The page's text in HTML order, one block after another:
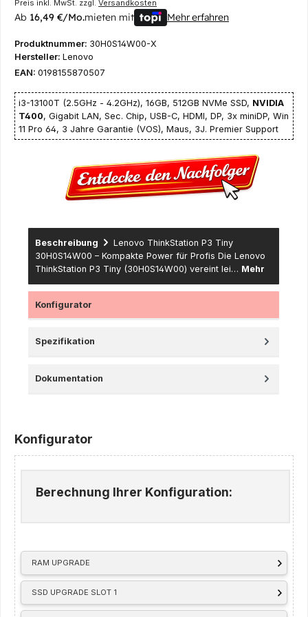
Preis inkl. MwSt. zzgl. Versandkosten
Ab 16,49 €/Mo.mieten mit Mehr erfahren
Produktnummer: 30H0S14W00-X
Hersteller: Lenovo
EAN: 0198155870507
i3-13100T (2.5GHz - 4.2GHz), 16GB, 512GB NVMe SSD, NVIDIA
T400, Gigabit LAN, Sec. Chip, USB-C, HDMI, DP, 3x miniDP, Win
11 Pro 64, 3 Jahre Garantie (VOS), Maus, 3J. Premier Support
Beschreibung
Lenovo ThinkStation P3 Tiny
30H0S14W00 – Kompakte Power für Profis Die Lenovo
ThinkStation P3 Tiny (30H0S14W00) vereint lei… Mehr
Konfigurator
Spezifikation
Dokumentation
Konfigurator
RAM UPGRADE
SSD UPGRADE SLOT 1
Berechnung Ihrer Konfiguration: